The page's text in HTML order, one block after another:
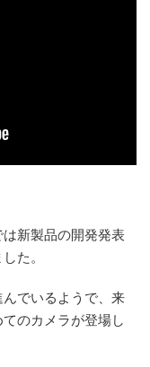
新製品の開発発表
た。
でいるようで、来
のカメラが登場し